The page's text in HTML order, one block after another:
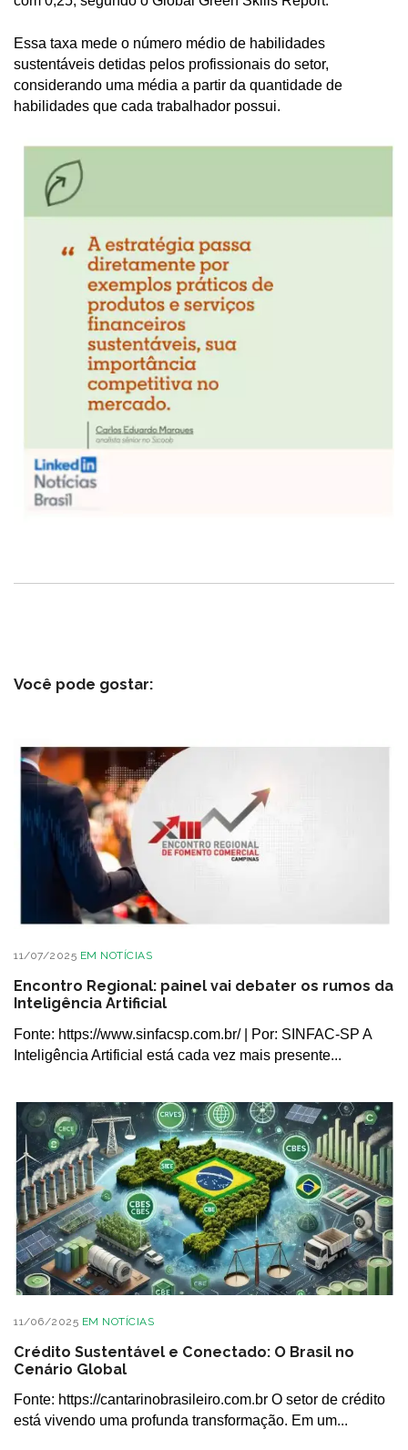
Essa taxa mede o número médio de habilidades
sustentáveis detidas pelos profissionais do setor,
considerando uma média a partir da quantidade de
habilidades que cada trabalhador possui.
Você pode gostar:
11/07/2025 EM NOTÍCIAS
Encontro Regional: painel vai debater os rumos da
Inteligência Artificial
Fonte: https://www.sinfacsp.com.br/ | Por: SINFAC-SP A
Inteligência Artificial está cada vez mais presente...
11/06/2025 EM NOTÍCIAS
Crédito Sustentável e Conectado: O Brasil no
Cenário Global
Fonte: https://cantarinobrasileiro.com.br O setor de crédito
está vivendo uma profunda transformação. Em um...